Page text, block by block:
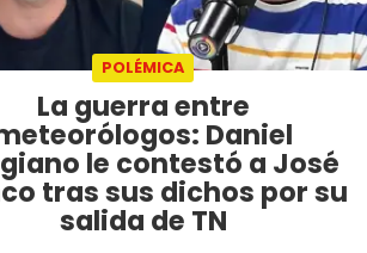
POLÉMICA
La guerra entre
Daniel
le contestó a José
tras sus dichos por su
salida de TN